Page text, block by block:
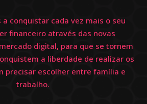
conquistar cada vez mais o seu
financeiro através das novas
digital, para que se tornem
a liberdade de realizar os
precisar escolher entre família e
trabalho.